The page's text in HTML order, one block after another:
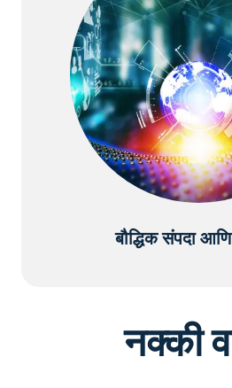
बौद्धिक संपदा
नक्की